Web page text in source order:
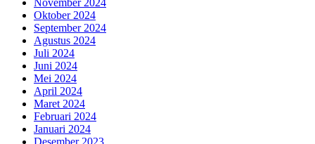
November 2024
Oktober 2024
September 2024
Agustus 2024
Juli 2024
Juni 2024
Mei 2024
April 2024
Maret 2024
Februari 2024
Januari 2024